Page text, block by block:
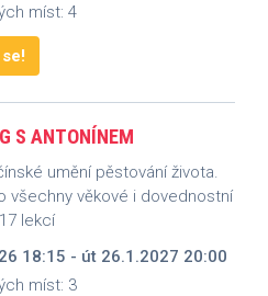
míst: 4
S ANTONÍNEM
umění pěstování života.
všechny věkové i dovednostní
lekcí
18:15 - út 26.1.2027 20:00
míst: 3